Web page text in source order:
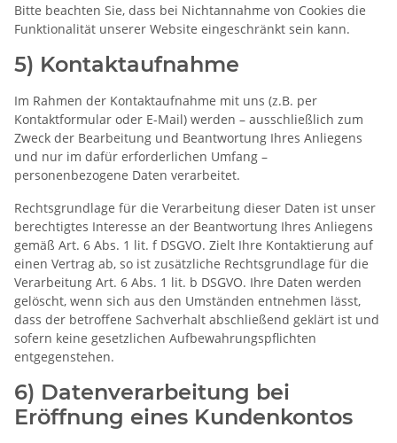
Bitte beachten Sie, dass bei Nichtannahme von Cookies die
Funktionalität unserer Website eingeschränkt sein kann.
5) Kontaktaufnahme
Im Rahmen der Kontaktaufnahme mit uns (z.B. per
Kontaktformular oder E-Mail) werden – ausschließlich zum
Zweck der Bearbeitung und Beantwortung Ihres Anliegens
und nur im dafür erforderlichen Umfang –
personenbezogene Daten verarbeitet.
Rechtsgrundlage für die Verarbeitung dieser Daten ist unser
berechtigtes Interesse an der Beantwortung Ihres Anliegens
gemäß Art. 6 Abs. 1 lit. f DSGVO. Zielt Ihre Kontaktierung auf
einen Vertrag ab, so ist zusätzliche Rechtsgrundlage für die
Verarbeitung Art. 6 Abs. 1 lit. b DSGVO. Ihre Daten werden
gelöscht, wenn sich aus den Umständen entnehmen lässt,
dass der betroffene Sachverhalt abschließend geklärt ist und
sofern keine gesetzlichen Aufbewahrungspflichten
entgegenstehen.
6) Datenverarbeitung bei
Eröffnung eines Kundenkontos